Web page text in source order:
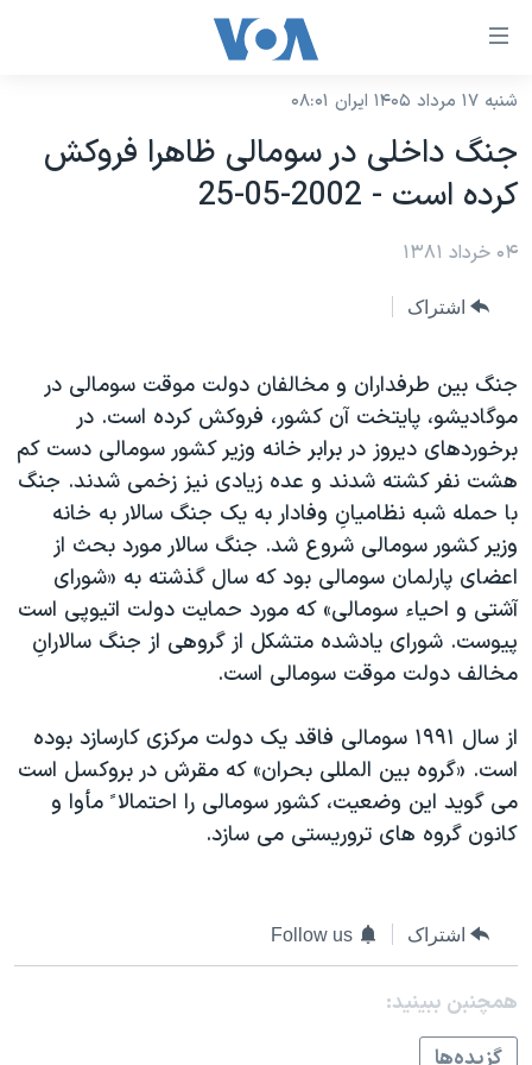
لینکهای
دسترسی
جهش
به
محتوای
اصلی
اصلی
جهش
به
جستجو
نسخه سبک وب‌سایت
موضوع ها
ایران
آمریکا
ورزشی
گزیده‌ها
ویژه برنامه‌ها
ویدیوها
فرهنگ و زندگی
حقوق شهروندی
اقتصادی
علم و فناوری
اسرائیل در جنگ
گالری عکس
آرشیو پخش زنده
برنامه های تلویزیونی
جدول برنامه ها
جام جهانی ۲۰۲۶
عملیات خشم حماسی
بایگانی برنامه‌های تلویزیونی
مستندها
انتخابات ریاست جمهوری آمریکا ۲۰۲۴
حمله جمهوری اسلامی به اسرائیل
رمز مهسا
ورزش زنان در ایران
اعتراضات زن، زندگی، آزادی
مجموعه مستندهای دادخواهی
چهل سال گروگان‌گیری
فرکانس‌های صدای آمریکا
پخش رادیویی
یادگیری زبان انگلیسی
دنبال کنید
شنبه ۱۷ مرداد ۱۴۰۵ ایران ۰۸:۰۱
جنگ داخلی در سومالی ظاهرا فروکش
کرده است - 2002-05-25
۰۴ خرداد ۱۳۸۱
اشتراک
جنگ بين طرفداران و مخالفان دولت موقت سومالی در
موگاديشو، پايتخت آن کشور، فروکش کرده است. در
برخوردهای ديروز در برابر خانه وزير کشور سومالی دست کم
هشت نفر کشته شدند و عده زيادی نيز زخمی شدند. جنگ
با حمله شبه نظاميانِ وفادار به يک جنگ سالار به خانه
وزير کشور سومالی شروع شد. جنگ سالار مورد بحث از
اعضای پارلمان سومالی بود که سال گذشته به «شورای
آشتی و احياء سومالی» که مورد حمايت دولت اتيوپی است
پيوست. شورای يادشده متشکل از گروهی از جنگ سالارانِ
مخالف دولت موقت سومالی است.
از سال ۱۹۹۱ سومالی فاقد يک دولت مرکزی کارسازد بوده
است. «گروه بين المللی بحران» که مقرش در بروکسل است
می گويد اين وضعيت، کشور سومالی را احتمالا ً مأوا و
کانون گروه های تروريستی می سازد.
اشتراک Follow us
همچنبن ببینید: